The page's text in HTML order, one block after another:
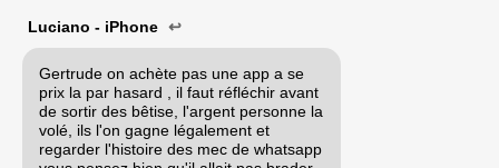
Luciano - iPhone ↩
Gertrude on achète pas une app a se
prix la par hasard , il faut réfléchir avant
de sortir des bêtise, l'argent personne la
volé, ils l'on gagne légalement et
regarder l'histoire des mec de whatsapp